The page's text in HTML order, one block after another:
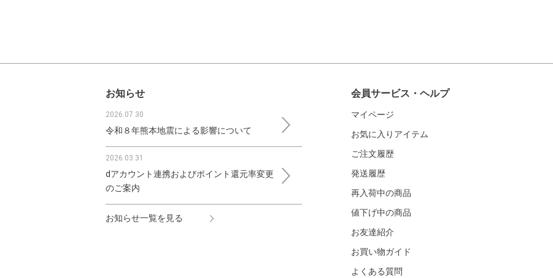
お知らせ
2026.07.30
令和８年熊本地震による影響について
2026.03.31
dアカウント連携およびポイント還元率変更
のご案内
お知らせ一覧を見る
会員サービス・ヘルプ
マイページ
お気に入りアイテム
ご注文履歴
発送履歴
再入荷中の商品
値下げ中の商品
お友達紹介
お買い物ガイド
よくある質問